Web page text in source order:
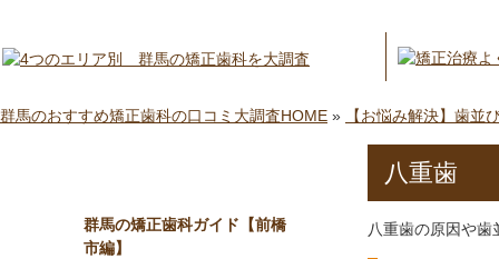
群馬のおすすめ矯正歯科の口コミ大調査HOME » 【お悩み解決】歯並
八重歯
八重歯の原因や
群馬の矯正歯科ガイド【前橋
市編】